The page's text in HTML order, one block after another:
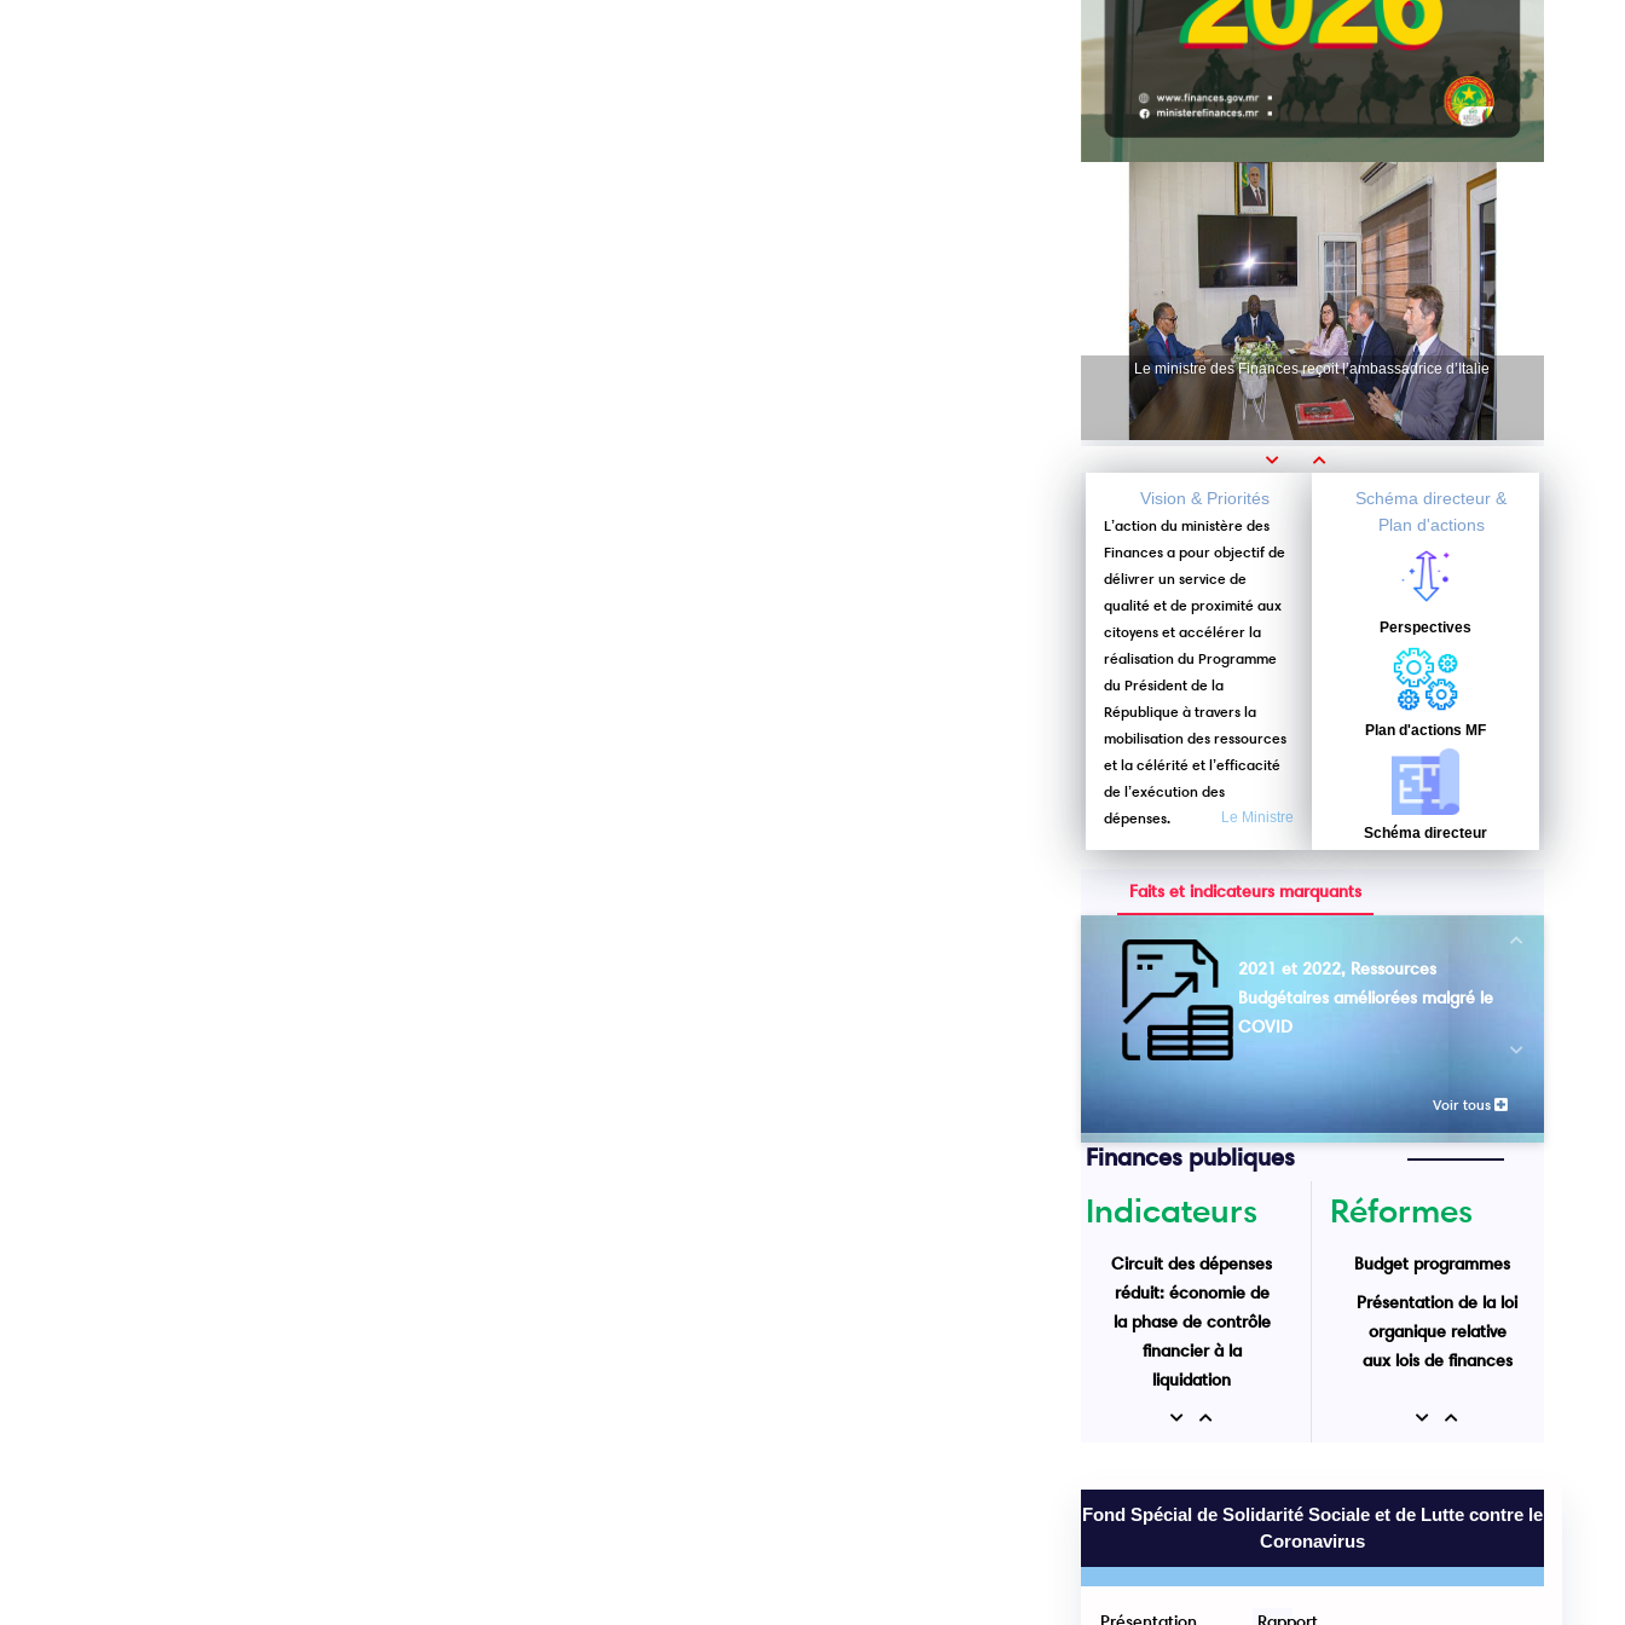
Le ministre des Finances reçoit l’ambassadrice d’Italie
Previous
Vision & Priorités
L’action du ministère des
Finances a pour objectif de
délivrer un service de
qualité et de proximité aux
citoyens et accélérer la
réalisation du Programme
du Président de la
République à travers la
mobilisation des ressources
et la célérité et l’efficacité
de l’exécution des
dépenses.
Le Ministre
Schéma directeur &
Plan d'actions
Perspectives
Plan d'actions MF
Schéma directeur
Faits et indicateurs marquants
2021 et 2022, Ressources
Budgétaires améliorées malgré le
COVID
Voir tous
Finances publiques
Indicateurs
Circuit des dépenses
réduit: économie de
la phase de contrôle
financier à la
liquidation
Recettes de l'Etat au
Previous
Réformes
Budget programmes
Présentation de la loi
organique relative
aux lois de finances
Previous
Fond Spécial de Solidarité Sociale et de Lutte contre le
Coronavirus